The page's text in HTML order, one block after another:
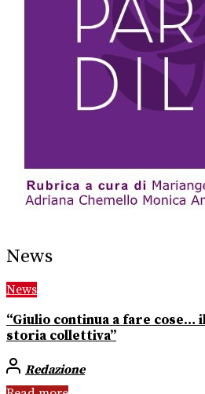
News
News
“Giulio continua a fare cose…
storia collettiva”
Redazione